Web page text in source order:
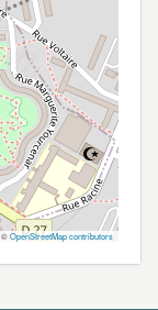
©OpenStreetMap contributors